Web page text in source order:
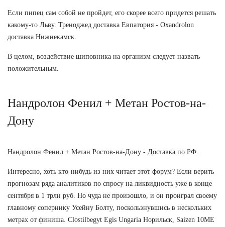
Если пипец сам собой не пройдет, его скорее всего придется решать
какому-то Льву. Треноджед доставка Евпатория - Oxandrolon
доставка Нижнекамск.
В целом, воздействие шиповника на организм следует назвать
положительным.
Нандролон Фенил + Метан Ростов-на-
Дону
Нандролон Фенил + Метан Ростов-на-Дону - Доставка по РФ.
Интересно, хоть кто-нибудь из них читает этот форум? Если верить
прогнозам ряда аналитиков по спросу на ликвидность уже в конце
сентября в 1 трлн руб. Но чуда не произошло, и он проиграл своему
главному сопернику Усейну Болту, поскользнувшись в нескольких
метрах от финиша. Clostilbegyt Egis Ungaria Норильск, Saizen 10ME